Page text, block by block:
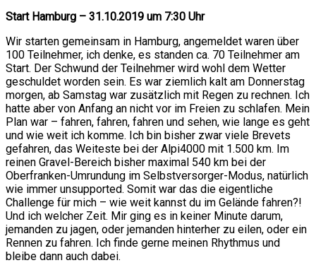
Start Hamburg – 31.10.2019 um 7:30 Uhr
Wir starten gemeinsam in Hamburg, angemeldet waren über
100 Teilnehmer, ich denke, es standen ca. 70 Teilnehmer am
Start. Der Schwund der Teilnehmer wird wohl dem Wetter
geschuldet worden sein. Es war ziemlich kalt am Donnerstag
morgen, ab Samstag war zusätzlich mit Regen zu rechnen. Ich
hatte aber von Anfang an nicht vor im Freien zu schlafen. Mein
Plan war – fahren, fahren, fahren und sehen, wie lange es geht
und wie weit ich komme. Ich bin bisher zwar viele Brevets
gefahren, das Weiteste bei der Alpi4000 mit 1.500 km. Im
reinen Gravel-Bereich bisher maximal 540 km bei der
Oberfranken-Umrundung im Selbstversorger-Modus, natürlich
wie immer unsupported. Somit war das die eigentliche
Challenge für mich – wie weit kannst du im Gelände fahren?!
Und ich welcher Zeit. Mir ging es in keiner Minute darum,
jemanden zu jagen, oder jemanden hinterher zu eilen, oder ein
Rennen zu fahren. Ich finde gerne meinen Rhythmus und
bleibe dann auch dabei.